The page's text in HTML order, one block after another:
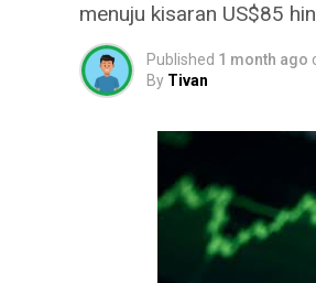
menuju kisaran US$85
Published 1 month ago
By Tivan